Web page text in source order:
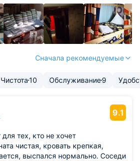
Сначала рекомендуемые
Чистота10 Обслуживание9
9.1
тех, кто не хочет
чистая, кровать крепкая,
выспался нормально. Соседи